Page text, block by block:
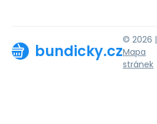
bundicky.cz
© 2026 |
Mapa
stránek